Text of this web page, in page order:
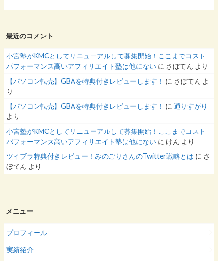
最近のコメント
小宮塾がKMCとしてリニューアルして募集開始！ここまでコスト
パフォーマンス高いアフィリエイト塾は他にない に さぼてん より
【パソコン転売】GBAを特典付きレビューします！ に さぼてん よ
り
【パソコン転売】GBAを特典付きレビューします！ に通りすがり
より
小宮塾がKMCとしてリニューアルして募集開始！ここまでコスト
パフォーマンス高いアフィリエイト塾は他にない に けん より
ツイブラ特典付きレビュー！みのごりさんのTwitter戦略とは に さ
ぼてん より
メニュー
プロフィール
実績紹介